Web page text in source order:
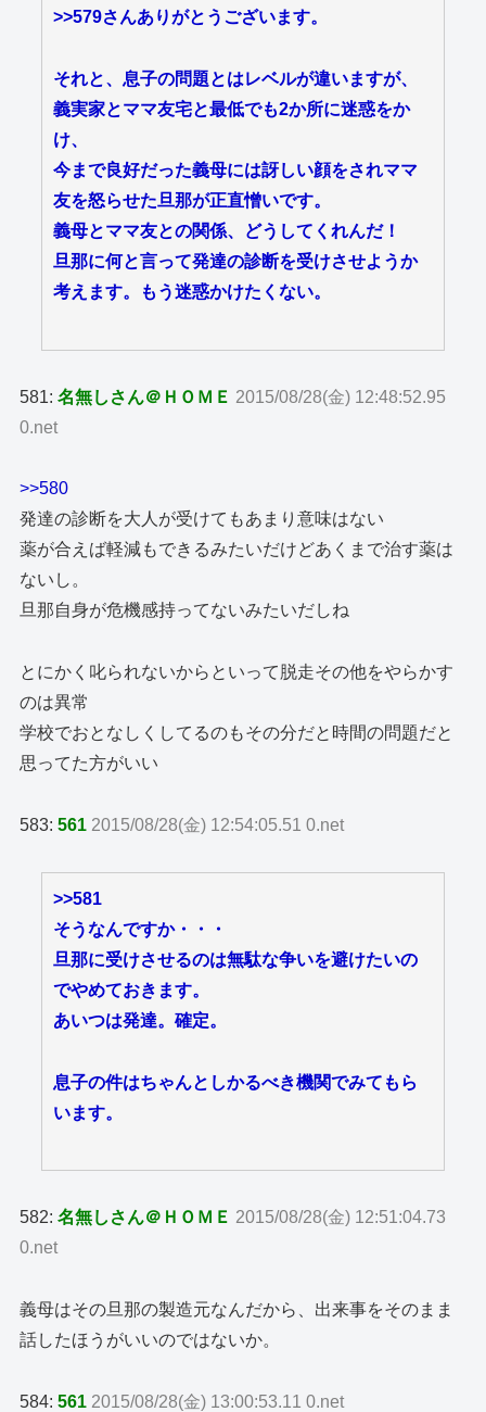
>>579さんありがとうございます。
それと、息子の問題とはレベルが違いますが、
義実家とママ友宅と最低でも2か所に迷惑をか
け、
今まで良好だった義母には訝しい顔をされママ
友を怒らせた旦那が正直憎いです。
義母とママ友との関係、どうしてくれんだ！
旦那に何と言って発達の診断を受けさせようか
考えます。もう迷惑かけたくない。
581:名無しさん＠ＨＯＭＥ 2015/08/28(金) 12:48:52.95
0.net
>>580
発達の診断を大人が受けてもあまり意味はない
薬が合えば軽減もできるみたいだけどあくまで治す薬は
ないし。
旦那自身が危機感持ってないみたいだしね
とにかく叱られないからといって脱走その他をやらかす
のは異常
学校でおとなしくしてるのもその分だと時間の問題だと
思ってた方がいい
583:561 2015/08/28(金) 12:54:05.51 0.net
>>581
そうなんですか・・・
旦那に受けさせるのは無駄な争いを避けたいの
でやめておきます。
あいつは発達。確定。
息子の件はちゃんとしかるべき機関でみてもら
います。
582:名無しさん＠ＨＯＭＥ 2015/08/28(金) 12:51:04.73
0.net
義母はその旦那の製造元なんだから、出来事をそのまま
話したほうがいいのではないか。
584:561 2015/08/28(金) 13:00:53.11 0.net